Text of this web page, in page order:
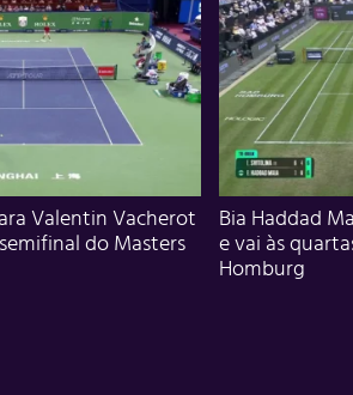
Valentin Vacherot
do Masters
Bia Haddad
e vai às
Homburg